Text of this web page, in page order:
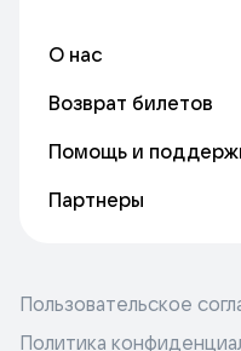
О нас
Возврат билетов
Помощь и
Партнеры
Пользовательское
Политика